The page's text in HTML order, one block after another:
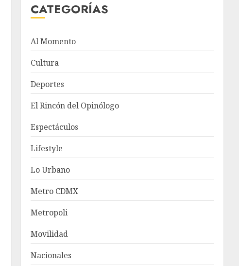
CATEGORÍAS
Al Momento
Cultura
Deportes
El Rincón del Opinólogo
Espectáculos
Lifestyle
Lo Urbano
Metro CDMX
Metropoli
Movilidad
Nacionales